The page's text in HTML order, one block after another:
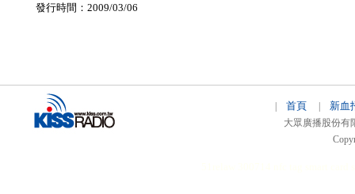
發行時間：2009/03/06
首頁 新血
大眾廣播股份有